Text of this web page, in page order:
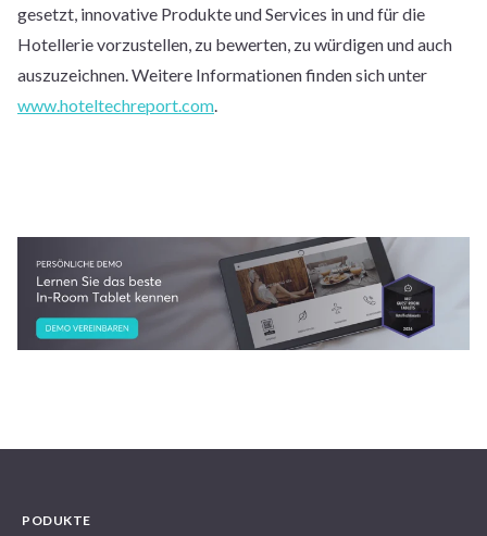
gesetzt, innovative Produkte und Services in und für die
Hotellerie vorzustellen, zu bewerten, zu würdigen und auch
auszuzeichnen. Weitere Informationen finden sich unter
www.hoteltechreport.com.
PODUKTE